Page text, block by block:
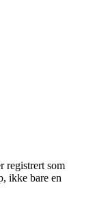
registrert som
ikke bare en